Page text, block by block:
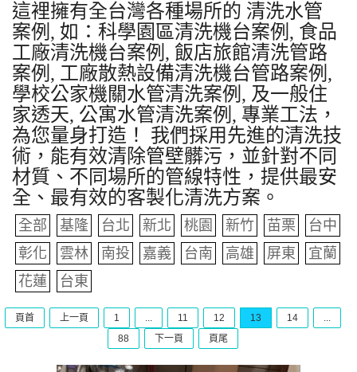
這裡擁有全台灣各種場所的 清洗水管
案例, 如：科學園區清洗機台案例, 食品
工廠清洗機台案例, 飯店旅館清洗管路
案例, 工廠散熱設備清洗機台管路案例,
學校公家機關水管清洗案例, 及一般住
家透天, 公寓水管清洗案例, 專業工法，
為您量身打造！ 我們採用先進的清洗技
術，能有效清除管壁髒污，並針對不同
材質、不同場所的管線特性，提供最安
全、最有效的客製化清洗方案。
全部 基隆 台北 新北 桃園 新竹 苗栗
台中
彰化
雲林 南投 嘉義 台南 高雄 屏東
宜蘭
花蓮
台東
頁首 上一頁 1 ... 11 12 13 14
...
88
下一頁 頁尾